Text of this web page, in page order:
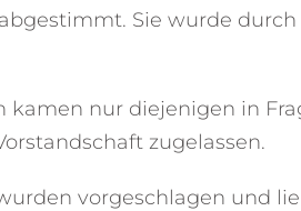
Sie wurde
nur diejenigen in
zugelassen.
vorgeschlagen und